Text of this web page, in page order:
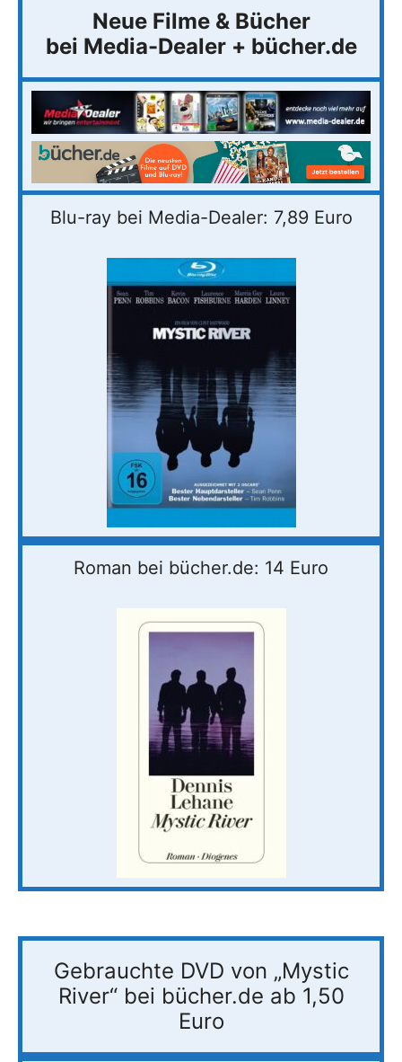
Neue Filme & Bücher
bei Media-Dealer + bücher.de
Blu-ray bei Media-Dealer: 7,89 Euro
Roman bei bücher.de: 14 Euro
Gebrauchte DVD von „Mystic
River“ bei bücher.de ab 1,50
Euro